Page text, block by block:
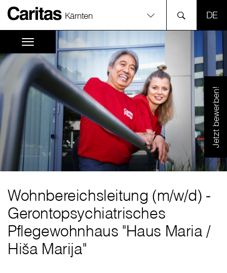
Kärnten
Jetzt bewerben!
Wohnbereichsleitung (m/w/d) -
Gerontopsychiatrisches
Pflegewohnhaus "Haus Maria/
Hiša Marija"